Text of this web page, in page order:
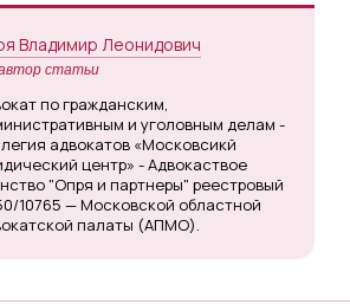
Владимир Леонидович
статьи
по гражданским,
и уголовным делам -
адвокатов «Московсикй
центр» - Адвокаствое
"Опря и партнеры" реестровый
10765 — Московской областной
палаты (АПМО).